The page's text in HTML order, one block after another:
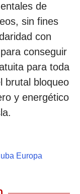
de
sin fines
con
conseguir
para toda
brutal bloqueo
y energético
Europa